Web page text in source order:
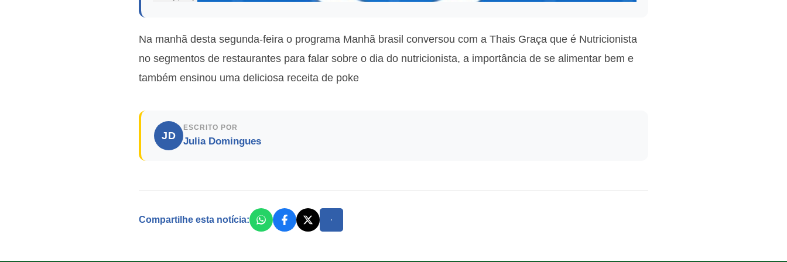
Na manhã desta segunda-feira o programa Manhã brasil conversou com a Thais Graça que é Nutricionista
no segmentos de restaurantes para falar sobre o dia do nutricionista, a importância de se alimentar bem e
também ensinou uma deliciosa receita de poke
JD
ESCRITO POR
Julia Domingues
Compartilhe esta notícia: